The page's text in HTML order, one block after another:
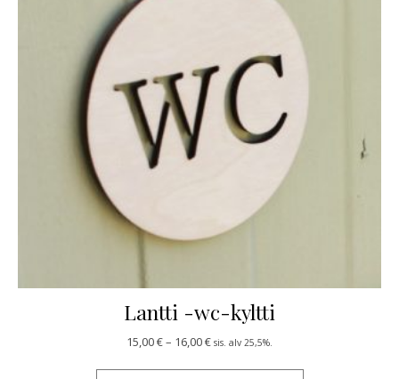
Lantti -wc-kyltti
15,00€– 16,00€Hintaluokka: 15,00 € - 16,00 €
sis. alv 25,5%.
Tällä tuotteella